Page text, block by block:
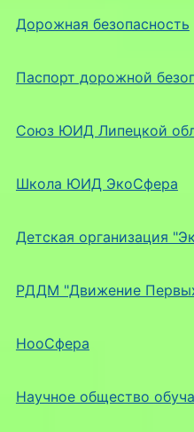
Дорожная безопасность
Паспорт дорожной
Союз ЮИД Липецкой
Школа ЮИД ЭкоСфера
Детская организация
РДДМ "Движение
НооСфера
Научное общество